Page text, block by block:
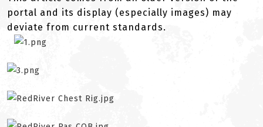
portal and its display (especially images) may
deviate from current standards.